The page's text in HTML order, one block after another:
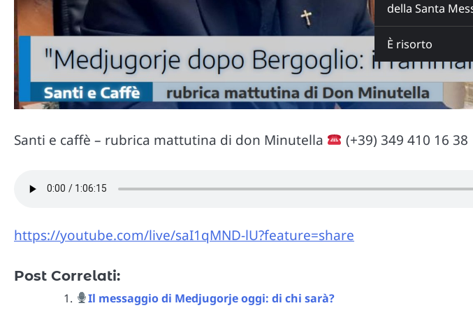
della Santa
È risorto
Santi e caffè – rubrica mattutina di don Minutella (+39) 349 410 16 38
https://youtube.com/live/saI1qMND-lU?feature=share
Post Correlati:
Il messaggio di Medjugorje oggi: di chi sarà?